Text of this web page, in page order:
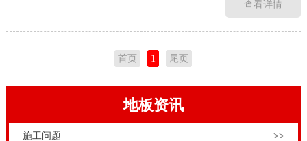
查看详情
首页 1 尾页
地板资讯
施工问题 >>